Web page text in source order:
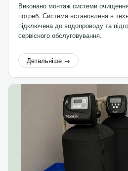
Виконано монтаж системи
потреб. Система встановлена в
підключена до водопроводу та
сервісного обслуговування.
Детальніше →